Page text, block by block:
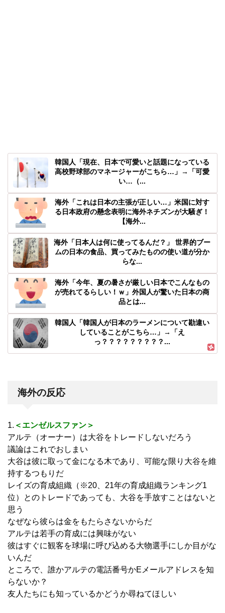
韓国人「現在、日本で可愛いと話題になっている
高校野球部のマネージャーがこちら…」→「可愛
い…（...
海外「これは日本の主張が正しい…」米国に対す
る日本政府の懸念表明に海外ネチズンが大騒ぎ！
【海外...
海外「日本人は何に使ってるんだ？」 世界的ブー
ムの日本の食品、買ってみたものの使い道が分か
らな...
海外「今年、夏の暑さが厳しい日本でこんなもの
が売れてるらしい！ｗ」外国人が驚いた日本の商
品とは...
韓国人「韓国人が日本のラーメンについて勘違い
していることがこちら…」→「え
っ？？？？？？？？？...
海外の反応
1. ＜エンゼルスファン＞
アルテ（オーナー）は大谷をトレードしないだろう
議論はこれでおしまい
大谷は彼に取って金になる木であり、可能な限り大谷を維
持するつもりだ
レイズの育成組織（※20、21年の育成組織ランキング1
位）とのトレードであっても、大谷を手放すことはないと
思う
なぜなら彼らは金をもたらさないからだ
アルテは若手の育成には興味がない
彼はすぐに観客を球場に呼び込める大物選手にしか目がな
いんだ
ところで、誰かアルテの電話番号かEメールアドレスを知
らないか？
友人たちにも知っているかどうか尋ねてほしい